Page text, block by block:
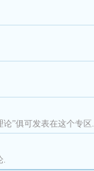
”俱可发表在这个专区.
.